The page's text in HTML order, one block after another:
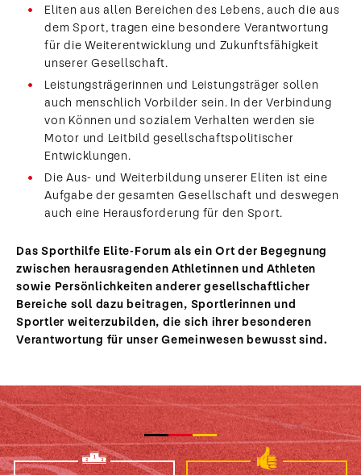
Eliten aus allen Bereichen des Lebens, auch die aus
dem Sport, tragen eine besondere Verantwortung
für die Weiterentwicklung und Zukunftsfähigkeit
unserer Gesellschaft.
Leistungsträgerinnen und Leistungsträger sollen
auch menschlich Vorbilder sein. In der Verbindung
von Können und sozialem Verhalten werden sie
Motor und Leitbild gesellschaftspolitischer
Entwicklungen.
Die Aus- und Weiterbildung unserer Eliten ist eine
Aufgabe der gesamten Gesellschaft und deswegen
auch eine Herausforderung für den Sport.
Das Sporthilfe Elite-Forum als ein Ort der Begegnung
zwischen herausragenden Athletinnen und Athleten
sowie Persönlichkeiten anderer gesellschaftlicher
Bereiche soll dazu beitragen, Sportlerinnen und
Sportler weiterzubilden, die sich ihrer besonderen
Verantwortung für unser Gemeinwesen bewusst sind.